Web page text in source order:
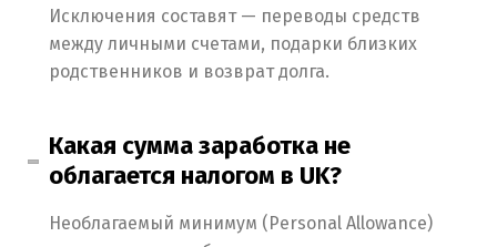
Исключения составят — переводы средств
между личными счетами, подарки близких
родственников и возврат долга.
Какая сумма заработка не
облагается налогом в UK?
Необлагаемый минимум (Personal Allowance)